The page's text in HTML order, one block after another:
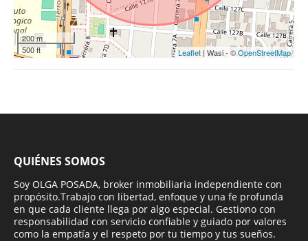
200 m
500 ft
Leaflet | Wasi - ©OpenStreetMap
QUIÉNES SOMOS
Soy OLGA POSADA, broker inmobiliaria independiente con
propósito.Trabajo con libertad, enfoque y una fe profunda
en que cada cliente llega por algo especial. Gestiono con
responsabilidad con servicio confiable y guiado por valores
como la empatía y el respeto por tu tiempo y tus sueños.